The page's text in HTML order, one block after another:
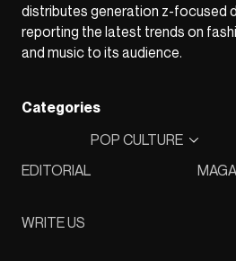
distributes generation z-focused
reporting the latest trends on
and music to its audience.
Categories
EDITORIAL
POP CULTURE
WRITE US